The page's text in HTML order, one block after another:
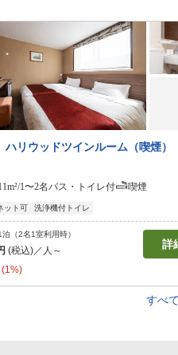
ハリウッドツインルーム（喫煙）
1〜2名バス・トイレ付 喫煙
ット可 洗浄機付トイレ
（2名1室利用時）
(税込)／人～ 詳
(1%)
すべ